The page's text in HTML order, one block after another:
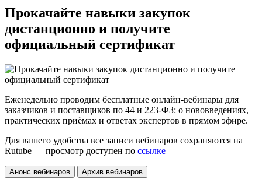
Прокачайте навыки закупок
дистанционно и получите
официальный сертификат
Еженедельно проводим бесплатные онлайн-вебинары для
заказчиков и поставщиков по 44 и 223‑ФЗ: о нововведениях,
практических приёмах и ответах экспертов в прямом эфире.
Для вашего удобства все записи вебинаров сохраняются на
Rutube — просмотр доступен по ссылке
Анонс вебинаров Архив вебинаров